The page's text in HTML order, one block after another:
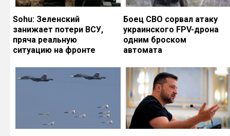
Sohu: Зеленский
занижает потери ВСУ,
пряча реальную
ситуацию на фронте
Боец СВО сорвал атаку
украинского FPV-дрона
одним броском
автомата